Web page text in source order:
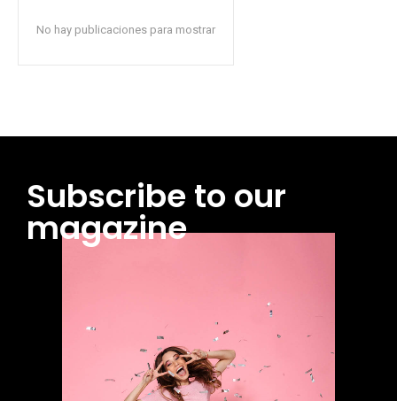
No hay publicaciones para mostrar
Subscribe to our
magazine